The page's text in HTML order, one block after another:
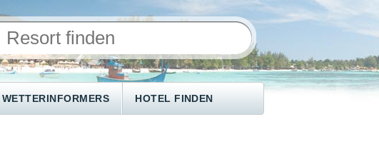
WETTERINFORMERS HOTEL FINDEN